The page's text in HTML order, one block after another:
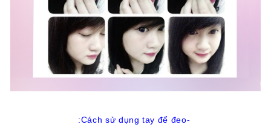
-Cách sử dụng tay để đeo: